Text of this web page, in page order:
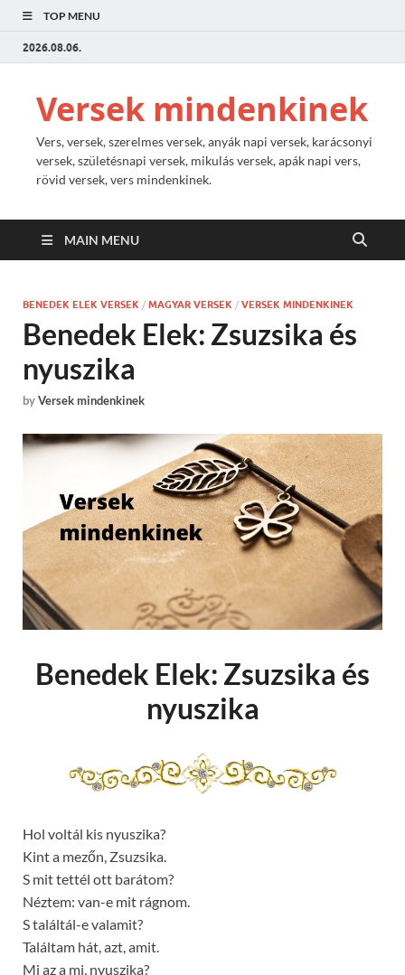
TOP MENU
2026.08.06.
Versek mindenkinek
Vers, versek, szerelmes versek, anyák napi versek, karácsonyi
versek, születésnapi versek, mikulás versek, apák napi vers,
rövid versek, vers mindenkinek.
MAIN MENU
BENEDEK ELEK VERSEK / MAGYAR VERSEK / VERSEK MINDENKINEK
Benedek Elek: Zsuzsika és
nyuszika
byVersek mindenkinek
Benedek Elek: Zsuzsika és
nyuszika
Hol voltál kis nyuszika?
Kint a mezőn, Zsuzsika.
S mit tettél ott barátom?
Néztem: van-e mit rágnom.
S találtál-e valamit?
Találtam hát, azt, amit.
Mi az a mi, nyuszika?